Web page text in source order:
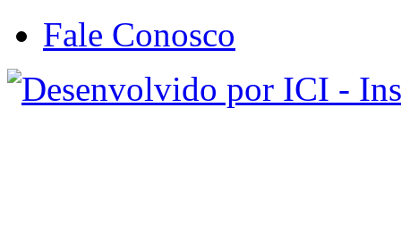
Fale Conosco